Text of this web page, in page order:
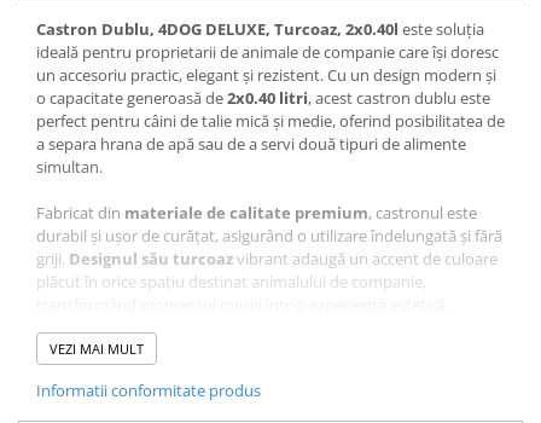
Îngrijire Pisici
Așternut Igienic Pisici
Igienă Pisici
Antiparazitare Pisici
Vitamine Pisici
Accesorii Pisici
Culcușuri & Saltele Pisici
Ansambluri Pisici
Cuști & Genți Pisici
Castron Dublu, 4DOG DELUXE, Turcoaz, 2x0.40l este soluția
ideală pentru proprietarii de animale de companie care își doresc
un accesoriu practic, elegant și rezistent. Cu un design modern și
o capacitate generoasă de2x0.40 litri, acest castron dublu este
perfect pentru câini de talie mică și medie, oferind posibilitatea de
a separa hrana de apă sau de a servi două tipuri de alimente
simultan.
Fabricat din materiale de calitate premium, castronul este
durabil și ușor de curățat, asigurând o utilizare îndelungată și fără
griji. Designul său turcoazvibrant adaugă un accent de culoare
plăcut în orice spațiu destinat animalului de companie,
Dotat cubază antiderapantă
asigurând confortul patrupedului tău în timpul hrănirii. Este ideal
VEZI MAI MULT
Informatii conformitate produs